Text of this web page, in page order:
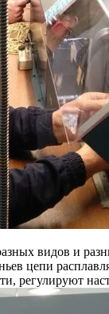
видов и
цепи
регулируют